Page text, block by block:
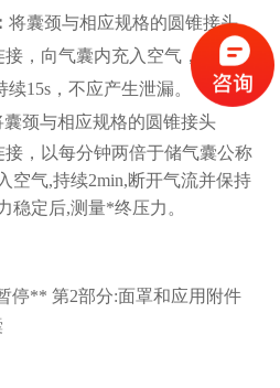
： 将囊颈与相应规格的圆锥接头
， 向气囊内充入空气，
6kPa
续15s，不应产生泄漏。
囊颈与相应规格的圆锥接头
接，以每分钟两倍于储气囊公称
空气,持续2min,断开气流并保持
稳定后,测量*终压力。
停** 第2部分:面罩和应用附件